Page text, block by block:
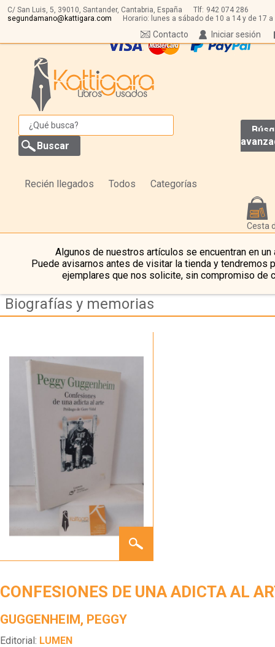
C/ San Luis, 5, 39010, Santander, Cantabria, España Tlf: 942 074 286
segundamano@kattigara.com
Horario: lunes a sábado de 10 a 14 y de 17 a
Iniciar sesión
Contacto
Recién llegados Todos Categorías
Cesta
Algunos de nuestros artículos se encuentran en un
Puede avisarnos antes de visitar la tienda y tendremos
ejemplares que nos solicite, sin compromiso de
Biografías y memorias
DE UNA
CONFESIONES DE UNA ADICTA AL
GUGGENHEIM, PEGGY
Editorial: LUMEN